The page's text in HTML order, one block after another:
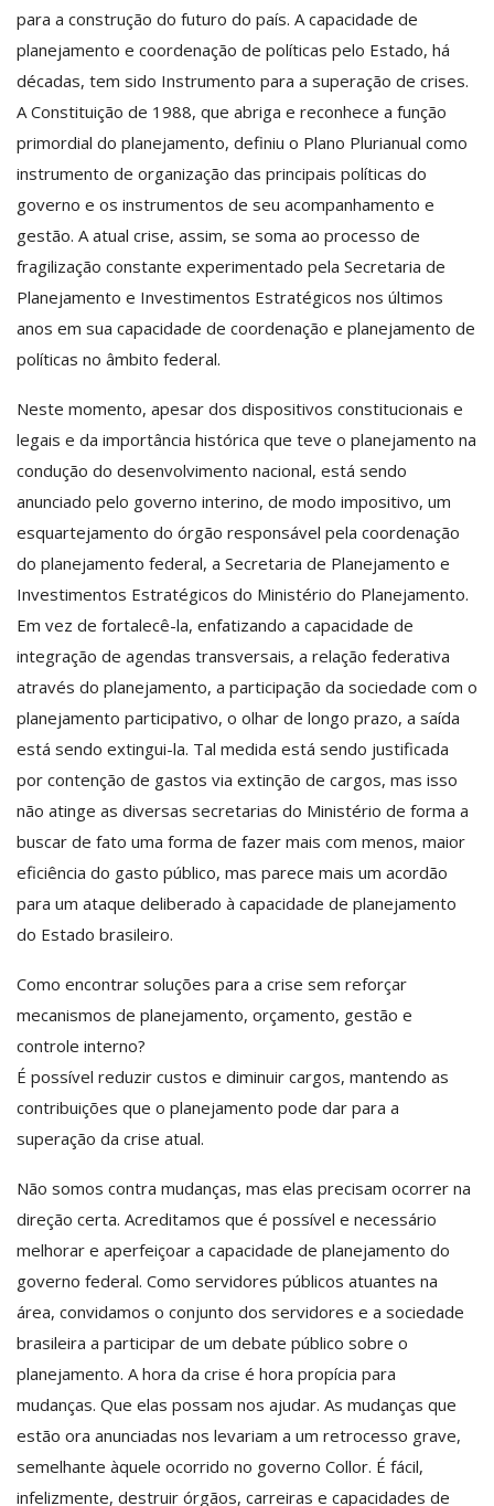
para a construção do futuro do país. A capacidade de
planejamento e coordenação de políticas pelo Estado, há
décadas, tem sido Instrumento para a superação de crises.
A Constituição de 1988, que abriga e reconhece a função
primordial do planejamento, definiu o Plano Plurianual como
instrumento de organização das principais políticas do
governo e os instrumentos de seu acompanhamento e
gestão. A atual crise, assim, se soma ao processo de
fragilização constante experimentado pela Secretaria de
Planejamento e Investimentos Estratégicos nos últimos
anos em sua capacidade de coordenação e planejamento de
políticas no âmbito federal.
Neste momento, apesar dos dispositivos constitucionais e
legais e da importância histórica que teve o planejamento na
condução do desenvolvimento nacional, está sendo
anunciado pelo governo interino, de modo impositivo, um
esquartejamento do órgão responsável pela coordenação
do planejamento federal, a Secretaria de Planejamento e
Investimentos Estratégicos do Ministério do Planejamento.
Em vez de fortalecê-la, enfatizando a capacidade de
integração de agendas transversais, a relação federativa
através do planejamento, a participação da sociedade com o
planejamento participativo, o olhar de longo prazo, a saída
está sendo extingui-la. Tal medida está sendo justificada
por contenção de gastos via extinção de cargos, mas isso
não atinge as diversas secretarias do Ministério de forma a
buscar de fato uma forma de fazer mais com menos, maior
eficiência do gasto público, mas parece mais um acordão
para um ataque deliberado à capacidade de planejamento
do Estado brasileiro.
Como encontrar soluções para a crise sem reforçar
mecanismos de planejamento, orçamento, gestão e
controle interno?
É possível reduzir custos e diminuir cargos, mantendo as
contribuições que o planejamento pode dar para a
superação da crise atual.
Não somos contra mudanças, mas elas precisam ocorrer na
direção certa. Acreditamos que é possível e necessário
melhorar e aperfeiçoar a capacidade de planejamento do
governo federal. Como servidores públicos atuantes na
área, convidamos o conjunto dos servidores e a sociedade
brasileira a participar de um debate público sobre o
planejamento. A hora da crise é hora propícia para
mudanças. Que elas possam nos ajudar. As mudanças que
estão ora anunciadas nos levariam a um retrocesso grave,
semelhante àquele ocorrido no governo Collor. É fácil,
infelizmente, destruir órgãos, carreiras e capacidades de